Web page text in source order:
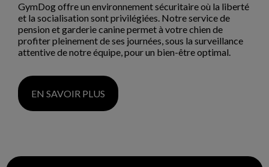
GymDog offre un environnement sécuritaire où la liberté
et la socialisation sont privilégiées. Notre service de
pension et garderie canine permet à votre chien de
profiter pleinement de ses journées, sous la surveillance
attentive de notre équipe, pour un bien-être optimal.
EN SAVOIR PLUS